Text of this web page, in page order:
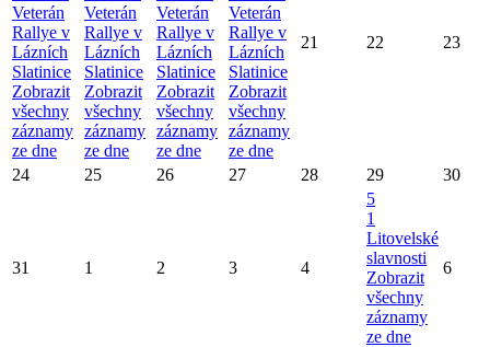
Veterán
Rallye v
Lázních
Slatinice
Zobrazit
všechny
záznamy
ze dne
Veterán
Rallye v
Lázních
Slatinice
Zobrazit
všechny
záznamy
ze dne
Veterán
Rallye v
Lázních
Slatinice
Zobrazit
všechny
záznamy
ze dne
Veterán
Rallye v
Lázních
Slatinice
Zobrazit
všechny
záznamy
ze dne
21 22 23
24 25 26 27 28 29 30
31 1 2 3 4
5
1
Litovelské
slavnosti
Zobrazit
všechny
záznamy
ze dne
6